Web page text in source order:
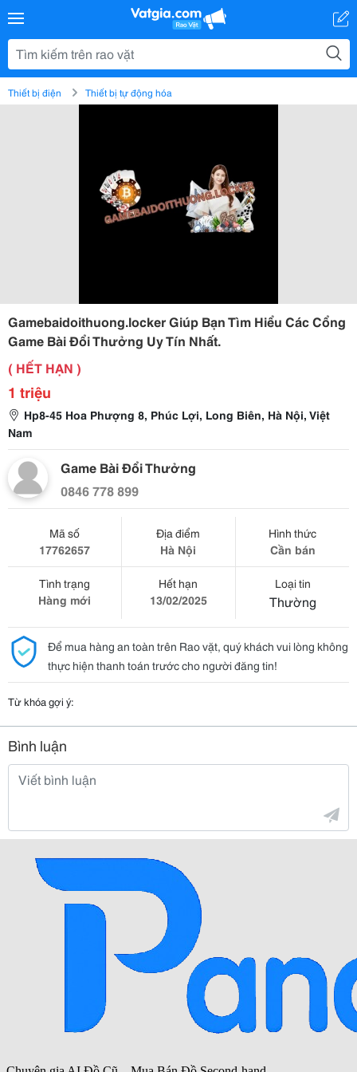
Thiết bị điện Thiết bị tự động hóa
Gamebaidoithuong.locker Giúp Bạn Tìm Hiểu Các Cổng
Game Bài Đổi Thưởng Uy Tín Nhất.
( HẾT HẠN )
1 triệu
Hp8-45 Hoa Phượng 8, Phúc Lợi, Long Biên, Hà Nội, Việt
Nam
Game Bài Đổi Thưởng
0846 778 899
Mã số
17762657
Địa điểm
Hà Nội
Hình thức
Cần bán
Tình trạng
Hàng mới
Hết hạn
13/02/2025
Loại tin
Thường
Để mua hàng an toàn trên Rao vặt, quý khách vui lòng không
thực hiện thanh toán trước cho người đăng tin!
Từ khóa gợi ý:
Bình luận